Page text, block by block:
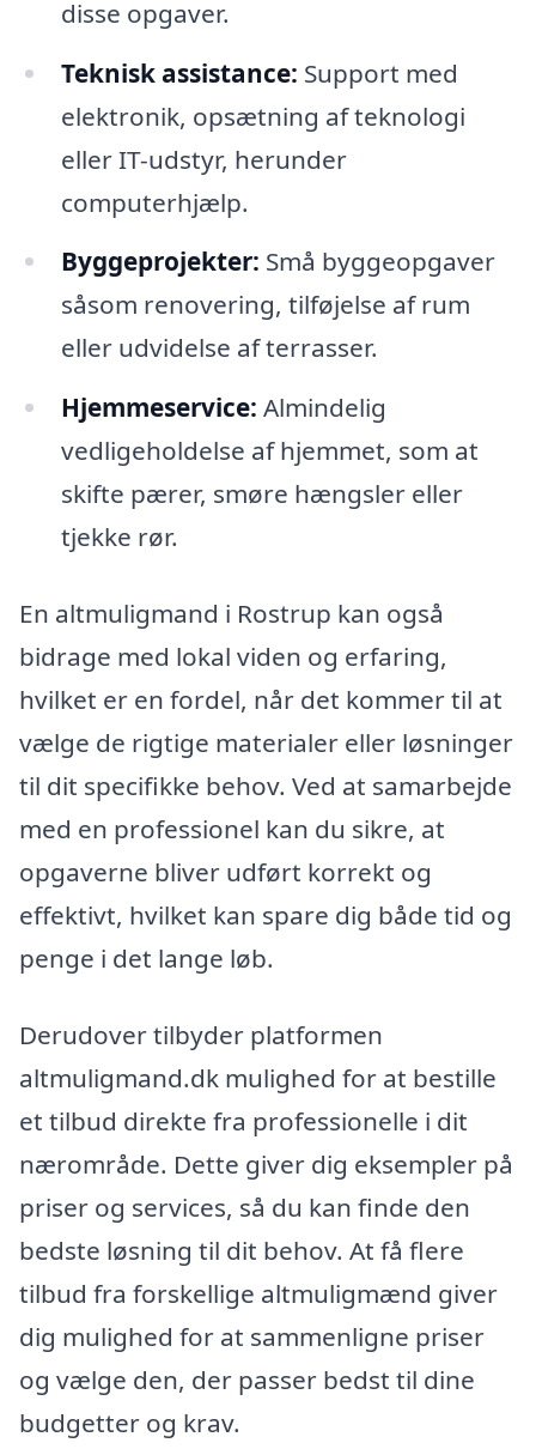
disse opgaver.
Teknisk assistance: Support med
elektronik, opsætning af teknologi
eller IT-udstyr, herunder
computerhjælp.
Byggeprojekter: Små byggeopgaver
såsom renovering, tilføjelse af rum
eller udvidelse af terrasser.
Hjemmeservice: Almindelig
vedligeholdelse af hjemmet, som at
skifte pærer, smøre hængsler eller
tjekke rør.
En altmuligmand i Rostrup kan også
bidrage med lokal viden og erfaring,
hvilket er en fordel, når det kommer til at
vælge de rigtige materialer eller løsninger
til dit specifikke behov. Ved at samarbejde
med en professionel kan du sikre, at
opgaverne bliver udført korrekt og
effektivt, hvilket kan spare dig både tid og
penge i det lange løb.
Derudover tilbyder platformen
altmuligmand.dk mulighed for at bestille
et tilbud direkte fra professionelle i dit
nærområde. Dette giver dig eksempler på
priser og services, så du kan finde den
bedste løsning til dit behov. At få flere
tilbud fra forskellige altmuligmænd giver
dig mulighed for at sammenligne priser
og vælge den, der passer bedst til dine
budgetter og krav.